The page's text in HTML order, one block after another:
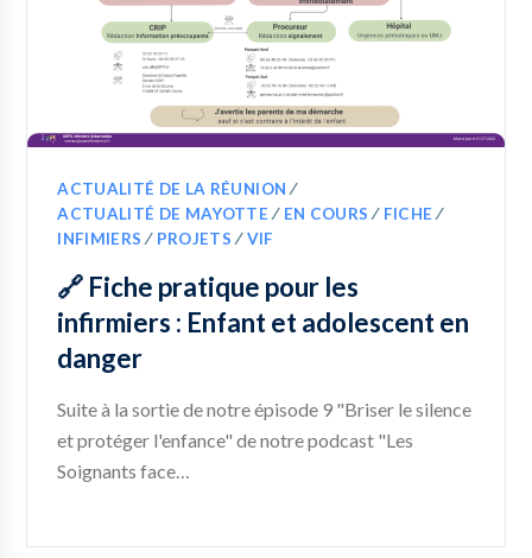
ACTUALITÉ DE LA RÉUNION ∕
ACTUALITÉ DE MAYOTTE ∕ EN COURS ∕ FICHE ∕
INFIMIERS ∕ PROJETS ∕ VIF
🔗 Fiche pratique pour les
infirmiers : Enfant et adolescent en
danger
Suite à la sortie de notre épisode 9 "Briser le silence
et protéger l'enfance" de notre podcast "Les
Soignants face…